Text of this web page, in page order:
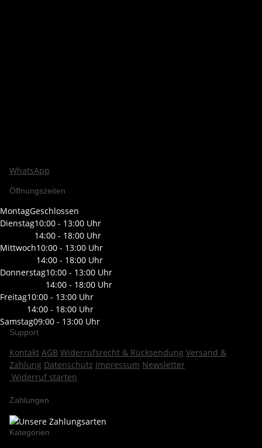
WhatsApp
Öffnungszeiten
MontagGeschlossen
Dienstag10:00 - 13:00 Uhr
14:00 - 18:00 Uhr
Mittwoch10:00 - 13:00 Uhr
14:00 - 18:00 Uhr
Donnerstag10:00 - 13:00 Uhr
14:00 - 18:00 Uhr
Freitag10:00 - 13:00 Uhr
14:00 - 18:00 Uhr
Samstag09:00 - 13:00 Uhr
Support
Kontakt AGB Widerrufsrecht & Rücksendung Versand &
Zahlung Datenschutz Impressum Newsletter
Widerruf starten
Zahlungen
Kategorien